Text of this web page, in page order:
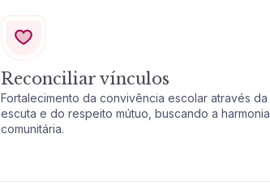
Reconciliar vínculos
Fortalecimento da convivência escolar através da
escuta e do respeito mútuo, buscando a harmonia
comunitária.